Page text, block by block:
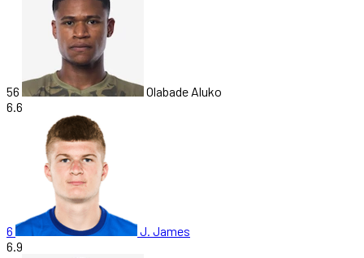
56
Olabade Aluko
6.6
6
J. James
6.9